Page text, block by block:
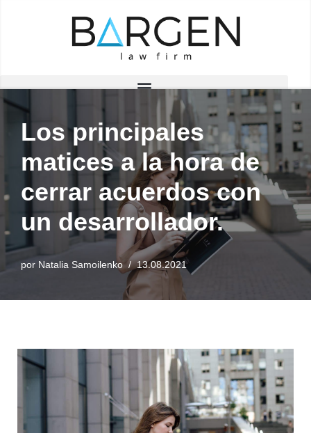
Los principales
matices a la hora de
cerrar acuerdos con
un desarrollador.
por Natalia Samoilenko 13.08.2021